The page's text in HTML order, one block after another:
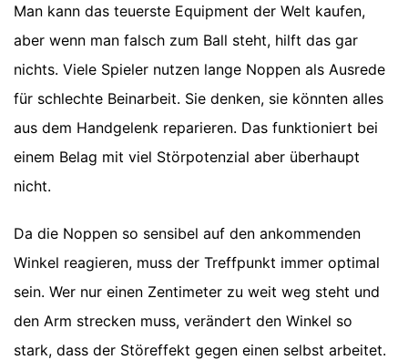
Man kann das teuerste Equipment der Welt kaufen,
aber wenn man falsch zum Ball steht, hilft das gar
nichts. Viele Spieler nutzen lange Noppen als Ausrede
für schlechte Beinarbeit. Sie denken, sie könnten alles
aus dem Handgelenk reparieren. Das funktioniert bei
einem Belag mit viel Störpotenzial aber überhaupt
nicht.
Da die Noppen so sensibel auf den ankommenden
Winkel reagieren, muss der Treffpunkt immer optimal
sein. Wer nur einen Zentimeter zu weit weg steht und
den Arm strecken muss, verändert den Winkel so
stark, dass der Störeffekt gegen einen selbst arbeitet.